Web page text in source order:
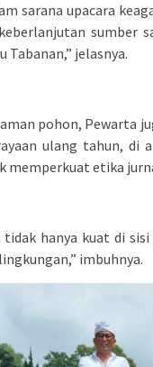
sarana upacara
sumber
Tabanan,” jelasnya.
pohon, Pewarta
ulang tahun, di
memperkuat etika
tidak hanya kuat di
imbuhnya.